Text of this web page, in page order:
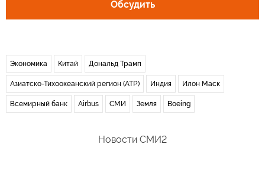
Обсудить
Экономика Китай Дональд Трамп
Азиатско-Тихоокеанский регион (АТР) Индия Илон Маск
Всемирный банк Airbus СМИ Земля Boeing
Новости СМИ2